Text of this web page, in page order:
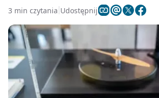
3 min czytania Udostępnij